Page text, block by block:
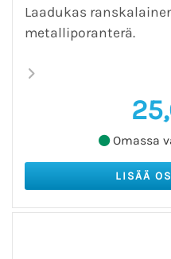
Laadukas
metalliporanterä.
Omassa